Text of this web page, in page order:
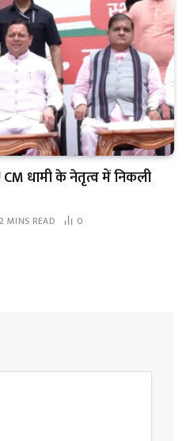
धामी के नेतृत्व में निकली
2 MINS READ 0